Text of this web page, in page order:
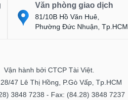
Văn phòng giao dịch
81/10B Hồ Văn Huê,
Phường Đức Nhuận, Tp.HCM
Vận hành bởi CTCP Tài Việt.
47 Lê Thị Hồng, P.Gò Vấp, Tp.HCM
3848 7238 - Fax: (84.28) 3848 7237